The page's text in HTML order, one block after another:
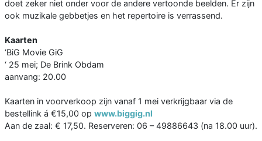
doet zeker niet onder voor de andere vertoonde beelden. Er zijn
ook muzikale gebbetjes en het repertoire is verrassend.
Kaarten
‘BiG Movie GiG
‘ 25 mei; De Brink Obdam
aanvang: 20.00
Kaarten in voorverkoop zijn vanaf 1 mei verkrijgbaar via de
bestellink á €15,00 op www.biggig.nl
Aan de zaal: € 17,50. Reserveren: 06 – 49886643 (na 18.00 uur).